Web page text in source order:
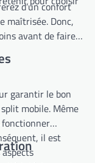
d’un confort
maîtrisée. Donc,
avant de faire
garantir le bon
Même